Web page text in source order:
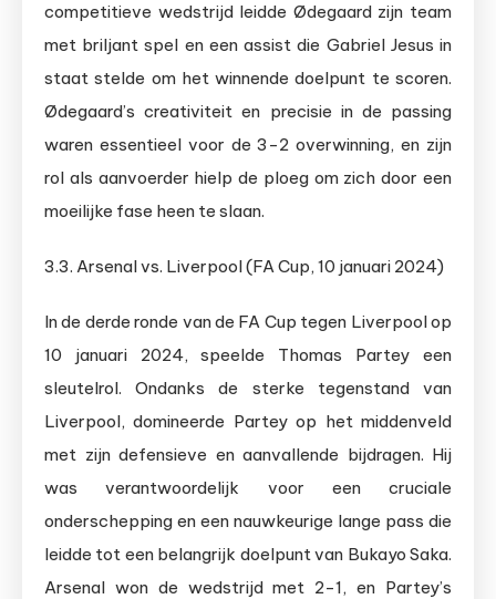
competitieve wedstrijd leidde Ødegaard zijn team
met briljant spel en een assist die Gabriel Jesus in
staat stelde om het winnende doelpunt te scoren.
Ødegaard’s creativiteit en precisie in de passing
waren essentieel voor de 3-2 overwinning, en zijn
rol als aanvoerder hielp de ploeg om zich door een
moeilijke fase heen te slaan.
3.3. Arsenal vs. Liverpool (FA Cup, 10 januari 2024)
In de derde ronde van de FA Cup tegen Liverpool op
10 januari 2024, speelde Thomas Partey een
sleutelrol. Ondanks de sterke tegenstand van
Liverpool, domineerde Partey op het middenveld
met zijn defensieve en aanvallende bijdragen. Hij
was verantwoordelijk voor een cruciale
onderschepping en een nauwkeurige lange pass die
leidde tot een belangrijk doelpunt van Bukayo Saka.
Arsenal won de wedstrijd met 2-1, en Partey’s